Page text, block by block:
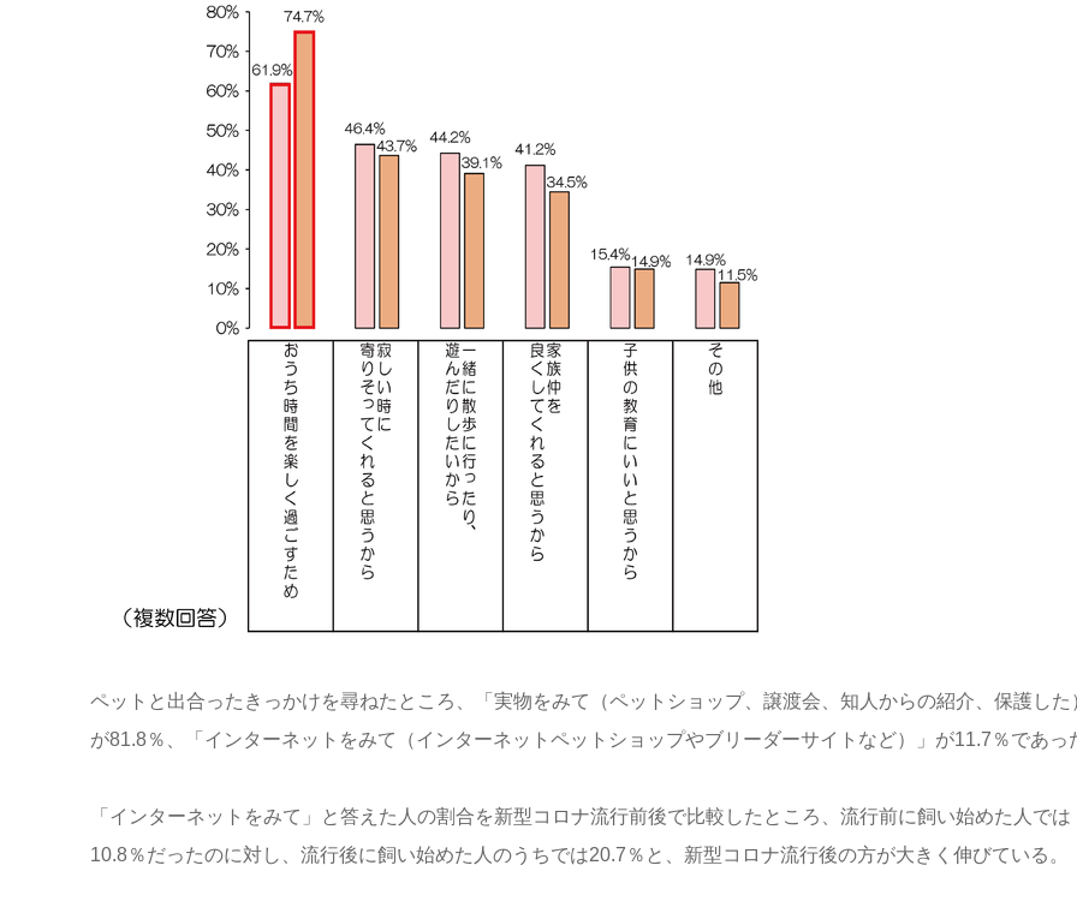
ペットと出合ったきっかけを尋ねたところ、「実物をみて（ペットショップ、譲渡会、知人からの紹介、保護した
が81.8％、「インターネットをみて（インターネットペットショップやブリーダーサイトなど）」が11.7％であっ
「インターネットをみて」と答えた人の割合を新型コロナ流行前後で比較したところ、流行前に飼い始めた人では
10.8％だったのに対し、流行後に飼い始めた人のうちでは20.7％と、新型コロナ流行後の方が大きく伸びている。